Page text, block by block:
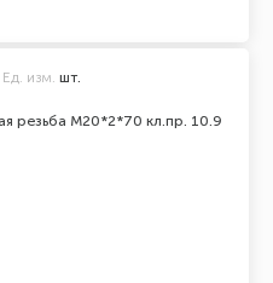
резьба M20*2*70 кл.пр. 10.9
Ед. изм. шт.